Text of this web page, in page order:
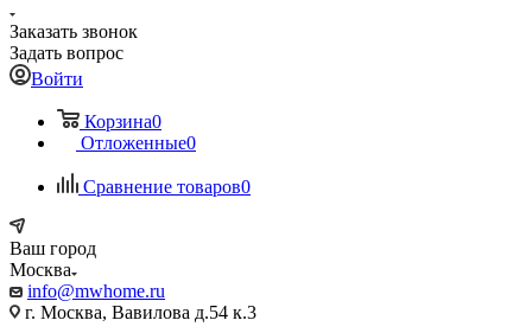
Заказать звонок
Задать вопрос
Войти
Корзина0
Отложенные0
Сравнение товаров0
Ваш город
Москва
info@mwhome.ru
г. Москва, Вавилова д.54 к.3